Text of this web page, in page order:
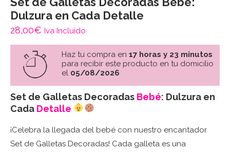
Dulzura en Cada Detalle
28,00€ Iva Incluido
Haz tu compra en 17 horas y 23 minutos
para recibir este producto en tu domicilio
el 05/08/2026
Set de Galletas Decoradas Bebé: Dulzura en
Cada Detalle
¡Celebra la llegada del bebé con nuestro encantador
Set de Galletas Decoradas! Cada galleta es una